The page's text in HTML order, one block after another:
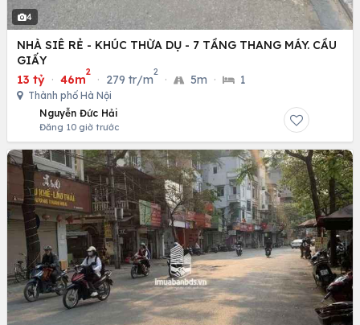
4
NHÀ SIÊ RẺ - KHÚC THỪA DỤ - 7 TẦNG THANG MÁY. CẦU
GIẤY
13 tỷ · 46m
2
· 279 tr/m
2
· 5m · 1
Thành phố Hà Nội
Nguyễn Đức Hải
Đăng 10 giờ trước